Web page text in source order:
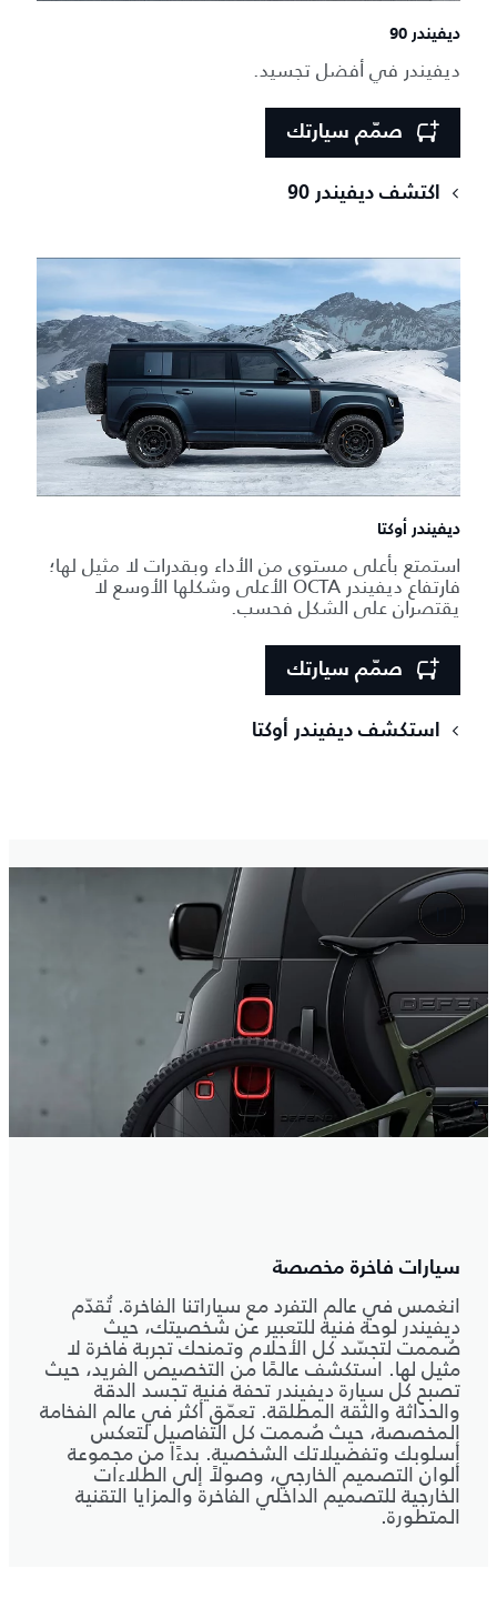
ديفيندر 90
ديفيندر في أفضل تجسيد.
صمّم سيارتك
اكتشف ديفيندر 90
ديفيندر أوكتا
استمتع بأعلى مستوى من الأداء وبقدرات لا مثيل لها؛
فارتفاع ديفيندر OCTA الأعلى وشكلها الأوسع لا
يقتصران على الشكل فحسب.
صمّم سيارتك
استكشف ديفيندر أوكتا
سيارات فاخرة مخصصة
انغمس في عالم التفرد مع سياراتنا الفاخرة. تُقدّم
ديفيندر لوحة فنية للتعبير عن شخصيتك، حيث
صُممت لتجسّد كل الأحلام وتمنحك تجربة فاخرة لا
مثيل لها. استكشف عالمًا من التخصيص الفريد، حيث
تصبح كل سيارة ديفيندر تحفة فنية تجسد الدقة
والحداثة والثقة المطلقة. تعمّق أكثر في عالم الفخامة
المخصصة، حيث صُممت كل التفاصيل لتعكس
أسلوبك وتفضيلاتك الشخصية. بدءًا من مجموعة
ألوان التصميم الخارجي، وصولاً إلى الطلاءات
الخارجية للتصميم الداخلي الفاخرة والمزايا التقنية
المتطورة.